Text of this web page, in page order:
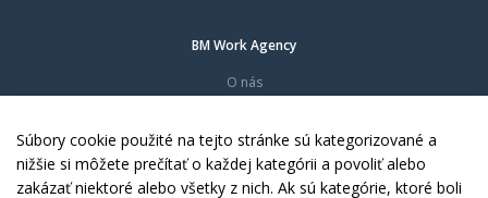
BM Work Agency
O nás
Dokumenty
Kontakty
Súbory cookie použité na tejto stránke sú kategorizované a
nižšie si môžete prečítať o každej kategórii a povoliť alebo
zakázať niektoré alebo všetky z nich. Ak sú kategórie, ktoré boli